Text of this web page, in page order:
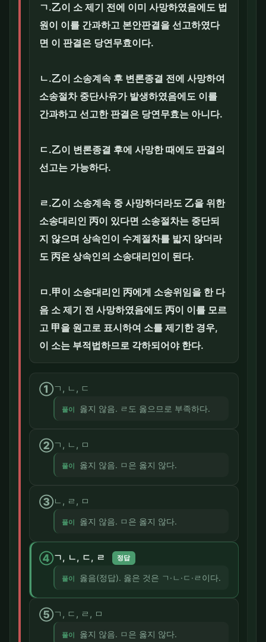
ㄱ.乙이 소 제기 전에 이미 사망하였음에도 법
원이 이를 간과하고 본안판결을 선고하였다
면 이 판결은 당연무효이다.
ㄴ.乙이 소송계속 후 변론종결 전에 사망하여
소송절차 중단사유가 발생하였음에도 이를
간과하고 선고한 판결은 당연무효는 아니다.
ㄷ.乙이 변론종결 후에 사망한 때에도 판결의
선고는 가능하다.
ㄹ.乙이 소송계속 중 사망하더라도 乙을 위한
소송대리인 丙이 있다면 소송절차는 중단되
지 않으며 상속인이 수계절차를 밟지 않더라
도 丙은 상속인의 소송대리인이 된다.
ㅁ.甲이 소송대리인 丙에게 소송위임을 한 다
음 소 제기 전 사망하였음에도 丙이 이를 모르
고 甲을 원고로 표시하여 소를 제기한 경우,
이 소는 부적법하므로 각하되어야 한다.
①ㄱ, ㄴ, ㄷ
풀이 옳지 않음. ㄹ도 옳으므로 부족하다.
②ㄱ, ㄴ, ㅁ
풀이 옳지 않음. ㅁ은 옳지 않다.
③ㄴ, ㄹ, ㅁ
풀이 옳지 않음. ㅁ은 옳지 않다.
④ㄱ, ㄴ, ㄷ, ㄹ 정답
풀이 옳음(정답). 옳은 것은 ㄱ·ㄴ·ㄷ·ㄹ이다.
⑤ㄱ, ㄷ, ㄹ, ㅁ
풀이 옳지 않음. ㅁ은 옳지 않다.